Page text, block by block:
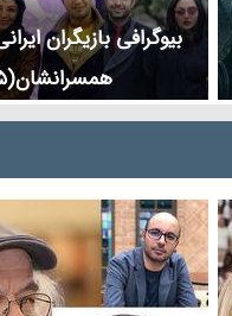
بیوگرافی بازیگران
همسرانشان(1405)